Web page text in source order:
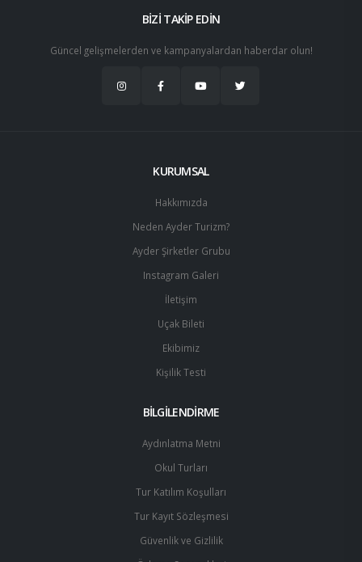
BİZİ TAKİP EDİN
Güncel gelişmelerden ve kampanyalardan haberdar olun!
KURUMSAL
Hakkımızda
Neden Ayder Turizm?
Ayder Şirketler Grubu
Instagram Galeri
İletişim
Uçak Bileti
Ekibimiz
Kişilik Testi
BİLGİLENDİRME
Aydınlatma Metni
Okul Turları
Tur Katılım Koşulları
Tur Kayıt Sözleşmesi
Güvenlik ve Gizlilik